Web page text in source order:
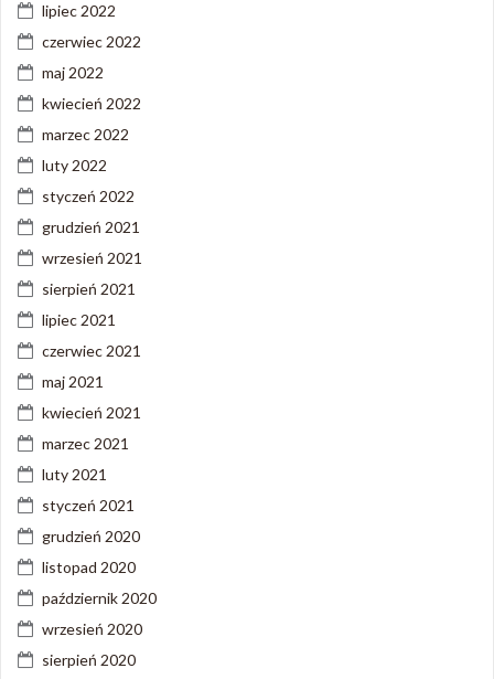
lipiec 2022
czerwiec 2022
maj 2022
kwiecień 2022
marzec 2022
luty 2022
styczeń 2022
grudzień 2021
wrzesień 2021
sierpień 2021
lipiec 2021
czerwiec 2021
maj 2021
kwiecień 2021
marzec 2021
luty 2021
styczeń 2021
grudzień 2020
listopad 2020
październik 2020
wrzesień 2020
sierpień 2020